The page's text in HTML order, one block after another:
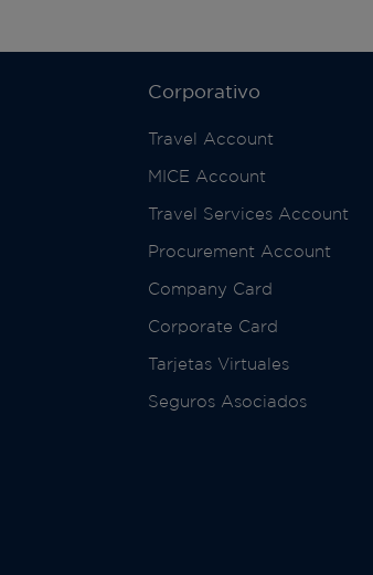
Corporativo
Travel Account
MICE Account
Travel Services Account
Procurement Account
Company Card
Corporate Card
Tarjetas Virtuales
Seguros Asociados